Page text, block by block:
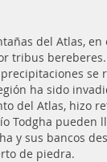
del Atlas,
tribus
ha sido
del Atlas, hizo
Todgha pueden
y sus bancos
de piedra.